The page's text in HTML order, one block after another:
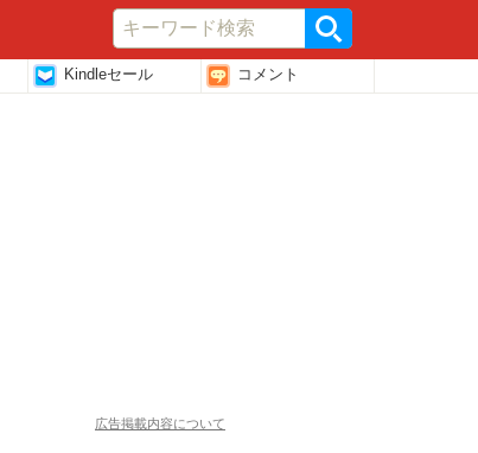
Kindleセール コメント
広告掲載内容について